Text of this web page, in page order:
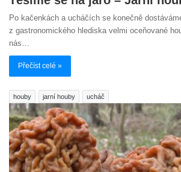
Po kačenkách a ucháčích se konečně
z gastronomického hlediska velmi oceňované
nás…
Přečíst celé »
houby jarní houby ucháč